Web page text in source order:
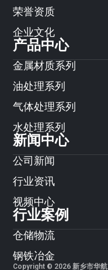
荣誉资质
企业文化
产品中心
金属材质系列
油处理系列
气体处理系列
水处理系列
新闻中心
公司新闻
行业资讯
视频中心
行业案例
仓储物流
钢铁冶金
Copyright © 2026 新乡市华航